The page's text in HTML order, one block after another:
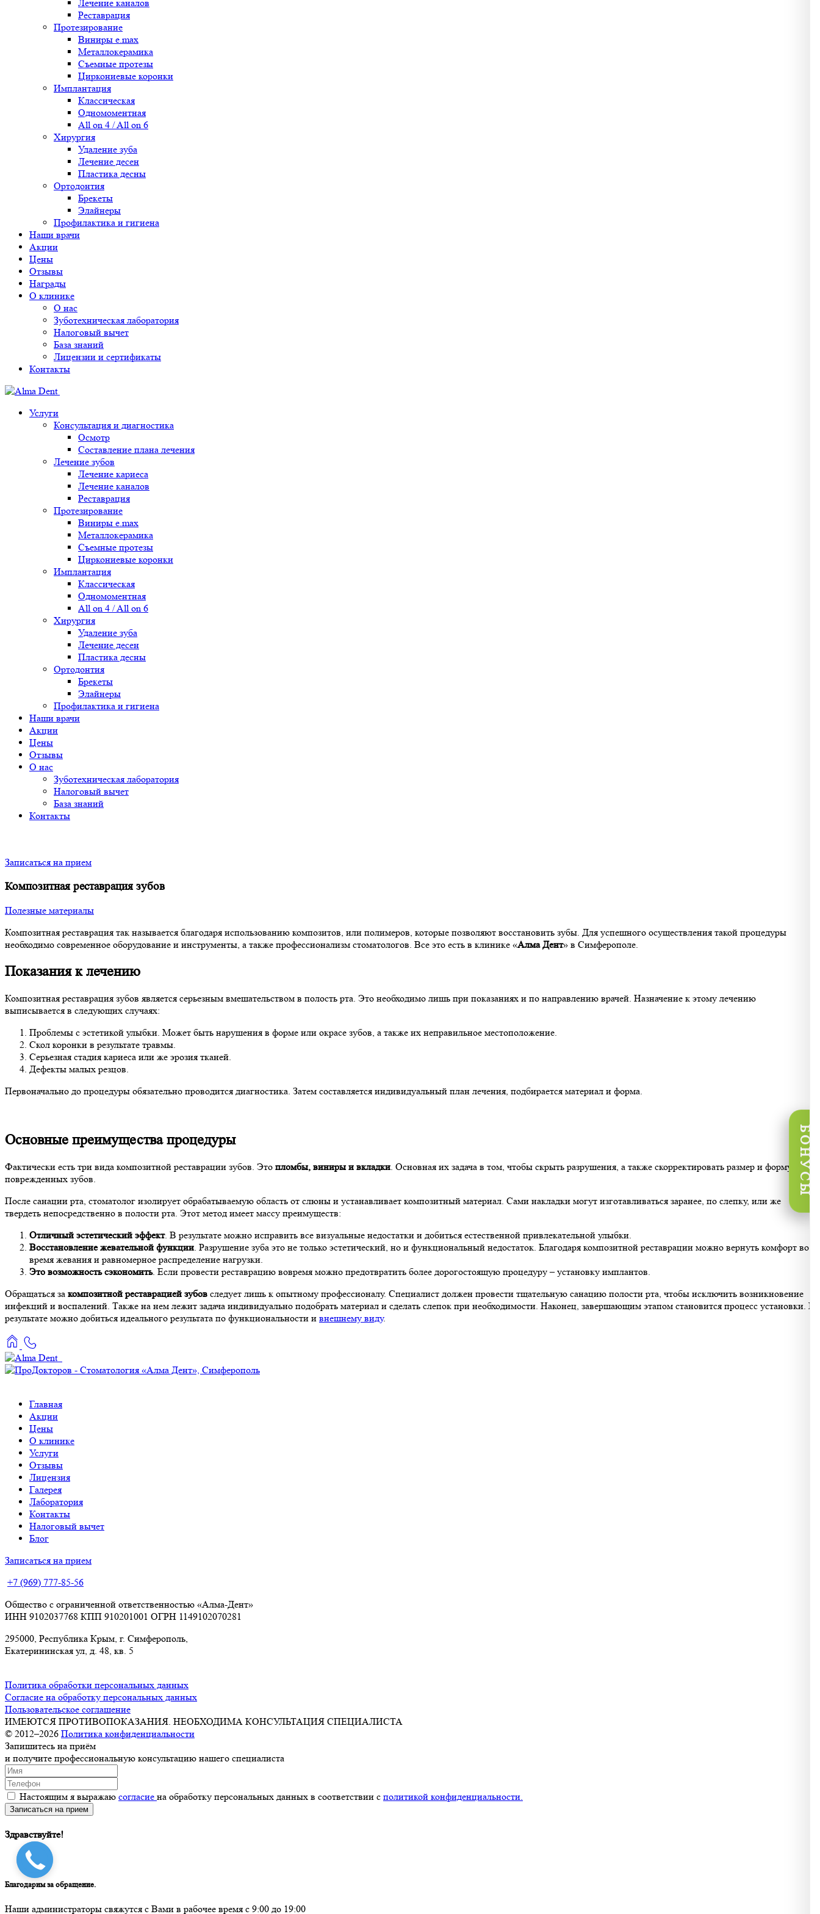
БОНУСЫ
Лечение каналов
Реставрация
Протезирование
Виниры e.max
Металлокерамика
Съемные протезы
Циркониевые коронки
Имплантация
Классическая
Одномоментная
All on 4 / All on 6
Хирургия
Удаление зуба
Лечение десен
Пластика десны
Ортодонтия
Брекеты
Элайнеры
Профилактика и гигиена
Наши врачи
Акции
Цены
Отзывы
Награды
О клинике
О нас
Зуботехническая лаборатория
Налоговый вычет
База знаний
Лицензии и сертификаты
Контакты
Услуги
Консультация и диагностика
Осмотр
Составление плана лечения
Лечение зубов
Лечение кариеса
Лечение каналов
Реставрация
Протезирование
Виниры e.max
Металлокерамика
Съемные протезы
Циркониевые коронки
Имплантация
Классическая
Одномоментная
All on 4 / All on 6
Хирургия
Удаление зуба
Лечение десен
Пластика десны
Ортодонтия
Брекеты
Элайнеры
Профилактика и гигиена
Наши врачи
Акции
Цены
Отзывы
О нас
Зуботехническая лаборатория
Налоговый вычет
База знаний
Контакты
Записаться на прием
Композитная реставрация зубов
Полезные материалы
Композитная реставрация так называется благодаря использованию композитов, или полимеров, которые позволяют восстановить зубы. Для успешного осуществления такой процедуры
необходимо современное оборудование и инструменты, а также профессионализм стоматологов. Все это есть в клинике «Алма Дент» в Симферополе.
Показания к лечению
Композитная реставрация зубов является серьезным вмешательством в полость рта. Это необходимо лишь при показаниях и по направлению врачей. Назначение к этому лечению
выписывается в следующих случаях:
Проблемы с эстетикой улыбки. Может быть нарушения в форме или окрасе зубов, а также их неправильное местоположение.
Скол коронки в результате травмы.
Серьезная стадия кариеса или же эрозия тканей.
Дефекты малых резцов.
Первоначально до процедуры обязательно проводится диагностика. Затем составляется индивидуальный план лечения, подбирается материал и форма.
Основные преимущества процедуры
Фактически есть три вида композитной реставрации зубов. Это пломбы, виниры и вкладки. Основная их задача в том, чтобы скрыть разрушения, а также скорректировать размер и форму
поврежденных зубов.
После санации рта, стоматолог изолирует обрабатываемую область от слюны и устанавливает композитный материал. Сами накладки могут изготавливаться заранее, по слепку, или же
твердеть непосредственно в полости рта. Этот метод имеет массу преимуществ:
Отличный эстетический эффект. В результате можно исправить все визуальные недостатки и добиться естественной привлекательной улыбки.
Восстановление жевательной функции. Разрушение зуба это не только эстетический, но и функциональный недостаток. Благодаря композитной реставрации можно вернуть комфорт во
время жевания и равномерное распределение нагрузки.
Это возможность сэкономить. Если провести реставрацию вовремя можно предотвратить более дорогостоящую процедуру – установку имплантов.
Обращаться за композитной реставрацией зубов следует лишь к опытному профессионалу. Специалист должен провести тщательную санацию полости рта, чтобы исключить возникновение
инфекций и воспалений. Также на нем лежит задача индивидуально подобрать материал и сделать слепок при необходимости. Наконец, завершающим этапом становится процесс установки. В
результате можно добиться идеального результата по функциональности и внешнему виду.
Главная
Акции
Цены
О клинике
Услуги
Отзывы
Лицензия
Галерея
Лаборатория
Контакты
Налоговый вычет
Блог
Записаться на прием
+7 (969) 777-85-56
Общество с ограниченной ответственностью «Алма-Дент»
ИНН 9102037768 КПП 910201001 ОГРН 1149102070281
295000, Республика Крым, г. Симферополь,
Екатерининская ул, д. 48, кв. 5
Политика обработки персональных данных
Согласие на обработку персональных данных
Пользовательское соглашение
ИМЕЮТСЯ ПРОТИВОПОКАЗАНИЯ. НЕОБХОДИМА КОНСУЛЬТАЦИЯ СПЕЦИАЛИСТА
© 2012–2026 Политика конфиденциальности
Запишитесь на приём
и получите профессиональную консультацию нашего специалиста
Настоящим я выражаю согласие на обработку персональных данных в соответствии с политикой конфиденциальности.
Записаться на прием
Здравствуйте!
Благодарим за обращение.
Наши администраторы свяжутся с Вами в рабочее время с 9:00 до 19:00